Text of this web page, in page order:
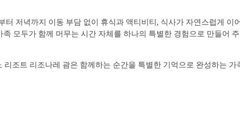
저녁까지 이동 부담 없이 휴식과 액티비티, 식사가 자연스럽게 이
모두가 함께 머무는 시간 자체를 하나의 특별한 경험으로 만들어
조트 리조나레 괌은 함께하는 순간을 특별한 기억으로 완성하는 가